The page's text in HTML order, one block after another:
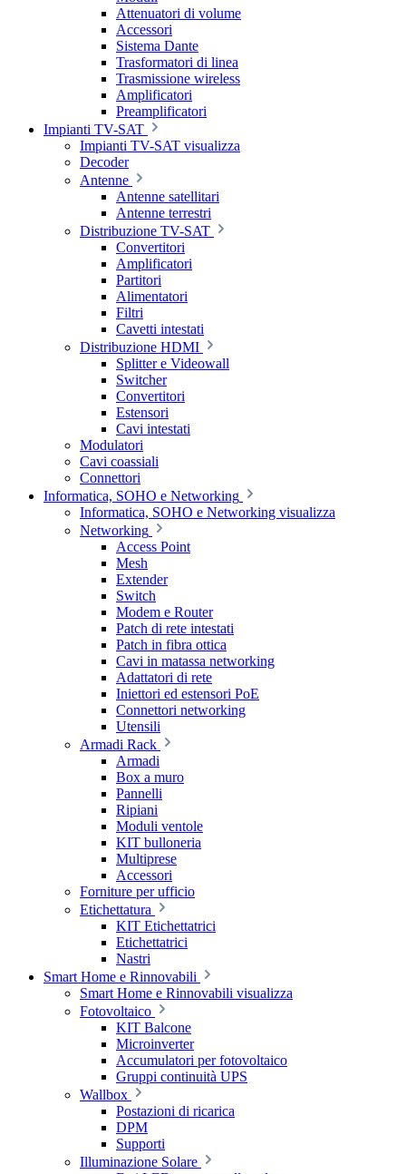
Attenuatori di volume
Accessori
Sistema Dante
Trasformatori di linea
Trasmissione wireless
Amplificatori
Preamplificatori
Impianti TV-SAT
Impianti TV-SAT visualizza
Decoder
Antenne
Antenne satellitari
Antenne terrestri
Distribuzione TV-SAT
Convertitori
Amplificatori
Partitori
Alimentatori
Filtri
Cavetti intestati
Distribuzione HDMI
Splitter e Videowall
Switcher
Convertitori
Estensori
Cavi intestati
Modulatori
Cavi coassiali
Connettori
Informatica, SOHO e Networking
Informatica, SOHO e Networking visualizza
Networking
Access Point
Mesh
Extender
Switch
Modem e Router
Patch di rete intestati
Patch in fibra ottica
Cavi in matassa networking
Adattatori di rete
Iniettori ed estensori PoE
Connettori networking
Utensili
Armadi Rack
Armadi
Box a muro
Pannelli
Ripiani
Moduli ventole
KIT bulloneria
Multiprese
Accessori
Forniture per ufficio
Etichettatura
KIT Etichettatrici
Etichettatrici
Nastri
Smart Home e Rinnovabili
Smart Home e Rinnovabili visualizza
Fotovoltaico
KIT Balcone
Microinverter
Accumulatori per fotovoltaico
Gruppi continuità UPS
Wallbox
Postazioni di ricarica
DPM
Supporti
Illuminazione Solare